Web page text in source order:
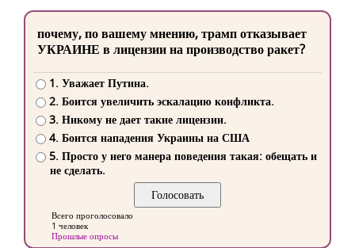
почему, по вашему мнению, трамп отказывает
УКРАИНЕ в лицензии на производство ракет?
1. Уважает Путина.
2. Боится увеличить эскалацию конфликта.
3. Никому не дает такие лицензии.
4. Боится нападения Украины на США
5. Просто у него манера поведения такая: обещать и
не сделать.
Всего проголосовало
1 человек
Прошлые опросы